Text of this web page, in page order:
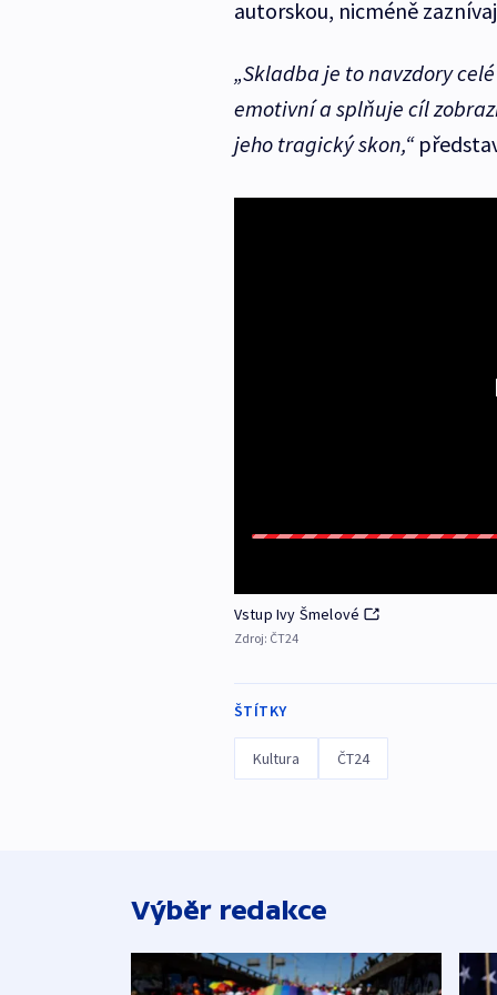
autorskou, nicméně
„Skladba je to navzdory
emotivní a splňuje cíl
jeho tragický skon,“
Vstup Ivy Šmelové
Zdroj: ČT24
ŠTÍTKY
Kultura ČT24
Výběr redakce